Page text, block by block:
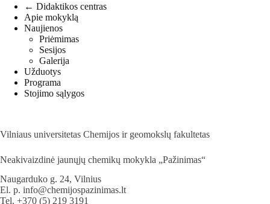
← Didaktikos centras
Apie mokyklą
Naujienos
Priėmimas
Sesijos
Galerija
Užduotys
Programa
Stojimo sąlygos
Vilniaus universitetas Chemijos ir geomokslų fakultetas
Neakivaizdinė jaunųjų chemikų mokykla „Pažinimas“
Naugarduko g. 24, Vilnius
El. p. info@chemijospazinimas.lt
Tel. +370 (5) 219 3191